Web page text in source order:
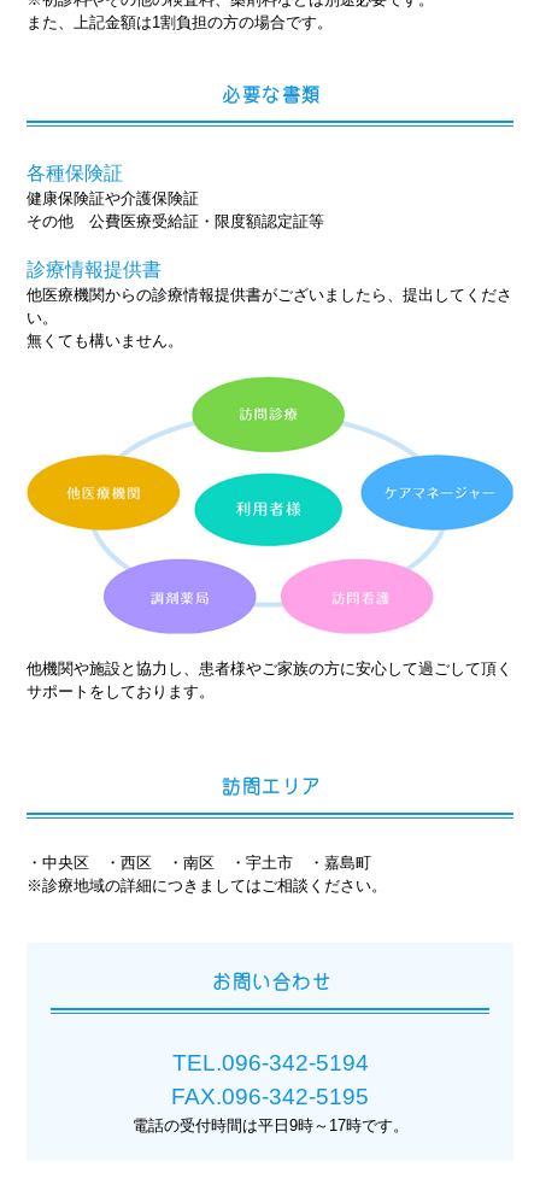
また、上記金額は1割負担の方の場合です。
必要な書類
各種保険証
健康保険証や介護保険証
その他 公費医療受給証・限度額認定証等
診療情報提供書
他医療機関からの診療情報提供書がございましたら、提出してくださ
い。
無くても構いません。
他機関や施設と協力し、患者様やご家族の方に安心して過ごして頂く
サポートをしております。
訪問エリア
・中央区 ・西区 ・南区 ・宇土市 ・嘉島町
※診療地域の詳細につきましてはご相談ください。
お問い合わせ
TEL.096‐342‐5194
FAX.096‐342‐5195
電話の受付時間は平日9時～17時です。